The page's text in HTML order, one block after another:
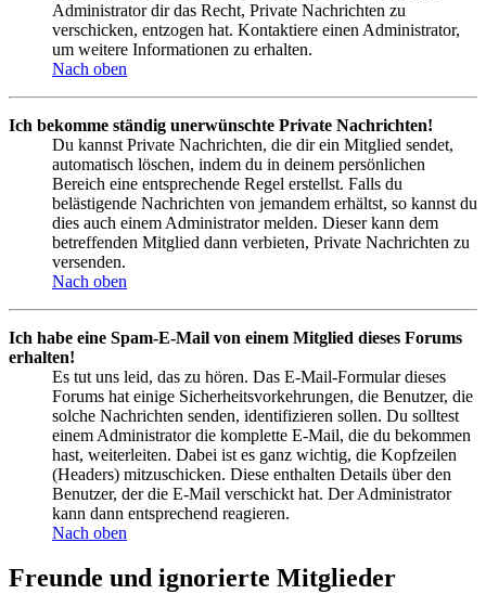
Administrator dir das Recht, Private Nachrichten zu
verschicken, entzogen hat. Kontaktiere einen Administrator,
um weitere Informationen zu erhalten.
Nach oben
Ich bekomme ständig unerwünschte Private Nachrichten!
Du kannst Private Nachrichten, die dir ein Mitglied sendet,
automatisch löschen, indem du in deinem persönlichen
Bereich eine entsprechende Regel erstellst. Falls du
belästigende Nachrichten von jemandem erhältst, so kannst du
dies auch einem Administrator melden. Dieser kann dem
betreffenden Mitglied dann verbieten, Private Nachrichten zu
versenden.
Nach oben
Ich habe eine Spam-E-Mail von einem Mitglied dieses Forums
erhalten!
Es tut uns leid, das zu hören. Das E-Mail-Formular dieses
Forums hat einige Sicherheitsvorkehrungen, die Benutzer, die
solche Nachrichten senden, identifizieren sollen. Du solltest
einem Administrator die komplette E-Mail, die du bekommen
hast, weiterleiten. Dabei ist es ganz wichtig, die Kopfzeilen
(Headers) mitzuschicken. Diese enthalten Details über den
Benutzer, der die E-Mail verschickt hat. Der Administrator
kann dann entsprechend reagieren.
Nach oben
Freunde und ignorierte Mitglieder